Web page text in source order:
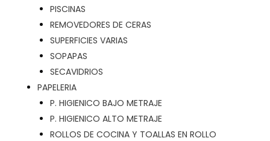
PISCINAS
REMOVEDORES DE CERAS
SUPERFICIES VARIAS
SOPAPAS
SECAVIDRIOS
PAPELERIA
P. HIGIENICO BAJO METRAJE
P. HIGIENICO ALTO METRAJE
ROLLOS DE COCINA Y TOALLAS EN ROLLO